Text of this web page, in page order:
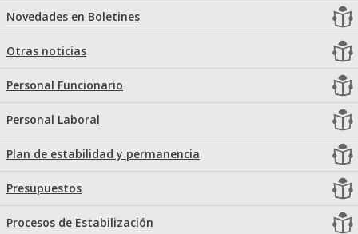
Novedades en Boletines
Otras noticias
Personal Funcionario
Personal Laboral
Plan de estabilidad y permanencia
Presupuestos
Procesos de Estabilización